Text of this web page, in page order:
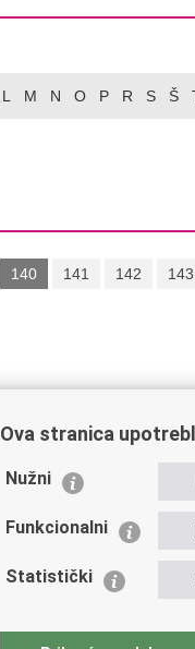
L M N O P R S Š
140 141 142 143
Ova stranica
Nužni
Funkcionalni
Statistički